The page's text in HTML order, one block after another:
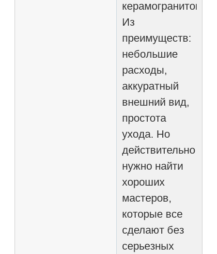
керамогранитом.
Из
преимуществ:
небольшие
расходы,
аккуратный
внешний вид,
простота
ухода. Но
действительно
нужно найти
хороших
мастеров,
которые все
сделают без
серьезных